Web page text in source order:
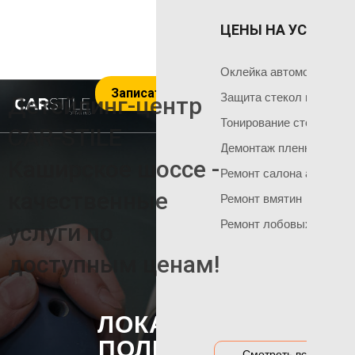
Записаться на услуги
Чем мы занимаемся
Команда мастеров
Социальные сети
Акция на тонировку
Акция на полировку
ГЛАВНАЯ
Оклейка
Оклейка
ОКЛЕЙКА
Оклейка
Оклейка
Оклейка
Оклейка
Оклейка
Оклейка автомобиля
Защита стекол пленкой
Ремонт салона
Ремонт вмятин
Ремонт лобовых стекол
Тонирование стекол
Демонтаж пленки
ЦЕНЫ НА УСЛУГИ
Детейлинг-центр
CAR-STILE
Каширское шоссе -
качественные
услуги по
доступным ценам!
ЛОКАЛЬНАЯ
ПОЛИРОВКА